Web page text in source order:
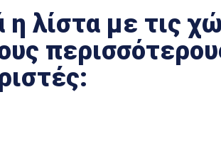
η λίστα με τις